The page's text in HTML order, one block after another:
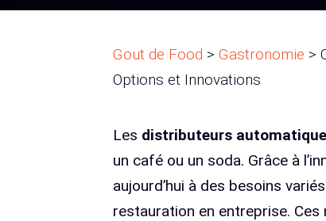
Gout de Food > Gastronomie >
Options et Innovations
Les distributeurs
un café ou un soda. Grâce à
aujourd’hui à des besoins
restauration en entreprise.